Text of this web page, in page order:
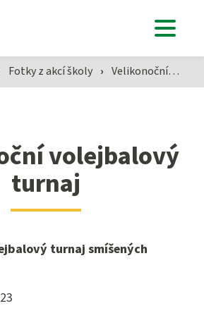
›
Fotky z akcí školy › Velikonoční volejbalový turnaj
volejbalový
turnaj
turnaj smíšených